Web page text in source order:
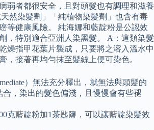
弱者都很安全，且對頭髮也有調理和滋養
然染髮劑」「純植物染髮劑」也含有毒
等健康風險。 純海娜和藍靛粉是公認效
，特別適合亞洲人染黑髮。 A：這類染髮
燥指甲花葉片製成，只要將之溶入溫水中
，接著再均勻抹至髮絲上便可染色。
）無法充分釋出，就無法與頭髮的
合，染出的髮色偏淺，且慢慢會有些褪
克藍靛粉加1茶匙鹽，可以讓藍靛染髮效